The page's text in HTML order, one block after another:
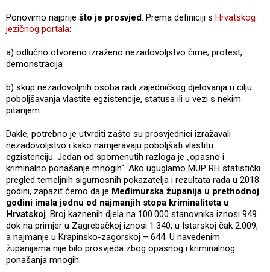
Ponovimo najprije što je prosvjed. Prema definiciji s Hrvatskog
jezičnog portala:
a) odlučno otvoreno izraženo nezadovoljstvo čime; protest,
demonstracija
b) skup nezadovoljnih osoba radi zajedničkog djelovanja u cilju
poboljšavanja vlastite egzistencije, statusa ili u vezi s nekim
pitanjem
Dakle, potrebno je utvrditi zašto su prosvjednici izražavali
nezadovoljstvo i kako namjeravaju poboljšati vlastitu
egzistenciju. Jedan od spomenutih razloga je „opasno i
kriminalno ponašanje mnogih“. Ako uguglamo MUP RH statistički
pregled temeljnih sigurnosnih pokazatelja i rezultata rada u 2018.
godini, zapazit ćemo da je Međimurska županija u prethodnoj
godini imala jednu od najmanjih stopa kriminaliteta u
Hrvatskoj. Broj kaznenih djela na 100.000 stanovnika iznosi 949
dok na primjer u Zagrebačkoj iznosi 1.340, u Istarskoj čak 2.009,
a najmanje u Krapinsko-zagorskoj – 644. U navedenim
županijama nije bilo prosvjeda zbog opasnog i kriminalnog
ponašanja mnogih.